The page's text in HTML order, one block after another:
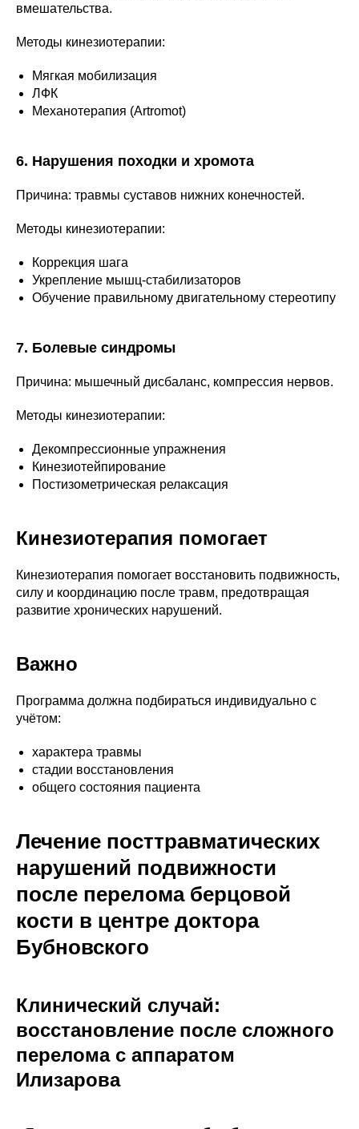
вмешательства.
Методы кинезиотерапии:
Мягкая мобилизация
ЛФК
Механотерапия (Artromot)
6. Нарушения походки и хромота
Причина: травмы суставов нижних конечностей.
Методы кинезиотерапии:
Коррекция шага
Укрепление мышц-стабилизаторов
Обучение правильному двигательному стереотипу
7. Болевые синдромы
Причина: мышечный дисбаланс, компрессия нервов.
Методы кинезиотерапии:
Декомпрессионные упражнения
Кинезиотейпирование
Постизометрическая релаксация
Кинезиотерапия помогает
Кинезиотерапия помогает восстановить подвижность,
силу и координацию после травм, предотвращая
развитие хронических нарушений.
Важно
Программа должна подбираться индивидуально с
учётом:
характера травмы
стадии восстановления
общего состояния пациента
Лечение посттравматических
нарушений подвижности
после перелома берцовой
кости в центре доктора
Бубновского
Клинический случай:
восстановление после сложного
перелома с аппаратом
Илизарова